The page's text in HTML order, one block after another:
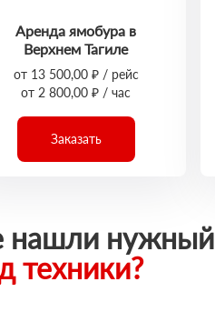
Аренда ямобура в
Верхнем Тагиле
от 13 500,00 ₽ / рейс
от 2 800,00 ₽ / час
Заказать
нашли нужный
техники?